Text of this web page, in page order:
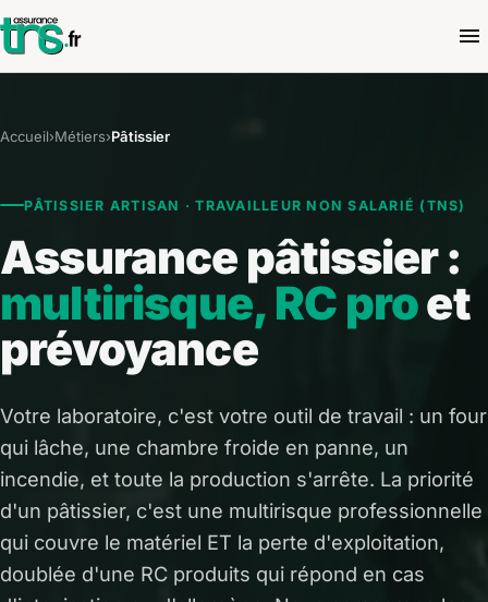
Accueil›Métiers›Pâtissier
PÂTISSIER ARTISAN · TRAVAILLEUR NON SALARIÉ (TNS)
Assurance pâtissier :
multirisque, RC proet
prévoyance
Votre laboratoire, c'est votre outil de travail : un four
qui lâche, une chambre froide en panne, un
incendie, et toute la production s'arrête. La priorité
d'un pâtissier, c'est une multirisque professionnelle
qui couvre le matériel ET la perte d'exploitation,
doublée d'une RC produits qui répond en cas